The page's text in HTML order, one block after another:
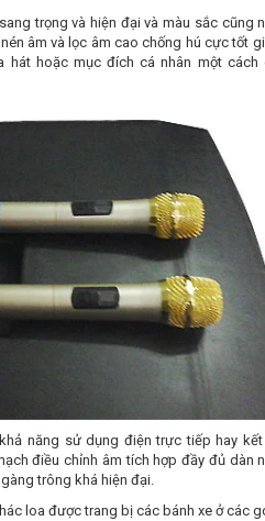
trọng và hiện đại và màu sắc cũng
âm và lọc âm cao chống hú cực tốt
hát hoặc mục đích cá nhân một cách
năng sử dụng điện trực tiếp hay kết
điều chỉnh âm tích hợp đầy đủ dàn
trông khá hiện đại.
loa được trang bị các bánh xe ở các